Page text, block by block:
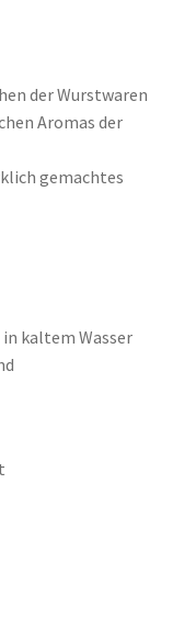
der Wurstwaren
Aromas der
gemachtes
in kaltem Wasser